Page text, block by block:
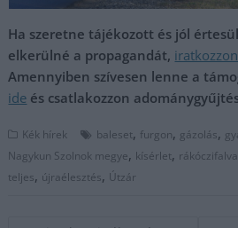
Ha szeretne tájékozott és jól
elkerülné a propagandát,
Amennyiben szívesen lenne a
ide és csatlakozzon
Kék hírek baleset, furgon, gázolás,
Nagykun Szolnok megye, kísérlet, rákóczifalva
teljes, újraélesztés, Útzár